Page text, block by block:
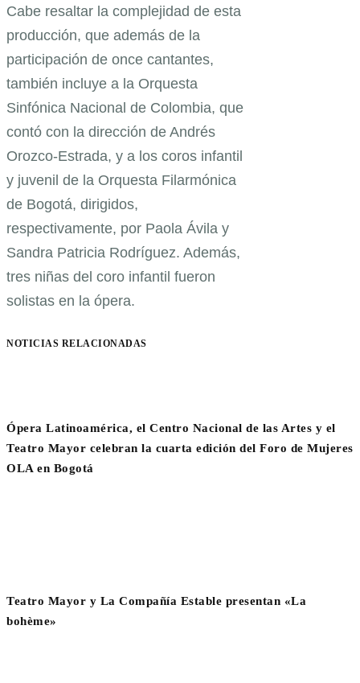
Cabe resaltar la complejidad de esta
producción, que además de la
participación de once cantantes,
también incluye a la Orquesta
Sinfónica Nacional de Colombia, que
contó con la dirección de Andrés
Orozco-Estrada, y a los coros infantil
y juvenil de la Orquesta Filarmónica
de Bogotá, dirigidos,
respectivamente, por Paola Ávila y
Sandra Patricia Rodríguez. Además,
tres niñas del coro infantil fueron
solistas en la ópera.
NOTICIAS RELACIONADAS
Ópera Latinoamérica, el Centro Nacional de las Artes y el
Teatro Mayor celebran la cuarta edición del Foro de Mujeres
OLA en Bogotá
Teatro Mayor y La Compañía Estable presentan «La
bohème»